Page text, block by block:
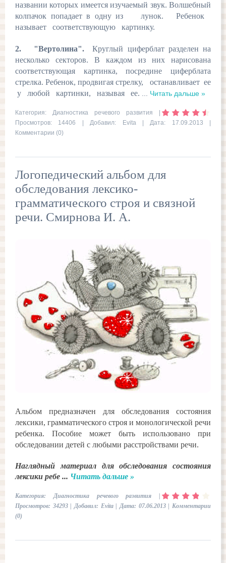
названии которых имеется изучаемый звук. Волшебный
колпачок попадает в одну из лунок. Ребенок
называет соответствующую картинку.
2. "Вертолина".
Круглый циферблат разделен на
несколько секторов. В каждом из них нарисована
соответствующая картинка, посредине циферблата
стрелка. Ребенок, продвигая стрелку, останавливает ее
у любой картинки, называя ее. ... Читать дальше »
Категория: Диагностика речевого развития
Просмотров: 14406 | Добавил:
Evita| Дата: 17.09.2013
Комментарии (0)
Логопедический альбом для
обследования лексико-
грамматического строя и связной
речи. Смирнова И. А.
Альбом предназначен для обследования состояния
лексики, грамматического строя и монологической речи
ребенка. Пособие может быть использовано при
обследовании детей с любыми расстройствами речи.
Наглядный материал для обследования состояния
лексики ребе ... Читать дальше »
Категория:Диагностика речевого развития
Просмотров: 34293 | Добавил: Evita| Дата: 07.06.2013|Комментарии
(0)